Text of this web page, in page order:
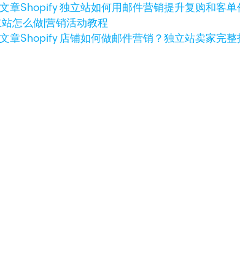
章Shopify 独立站如何用邮件营销提升复购和客单
怎么做|营销活动教程
章Shopify 店铺如何做邮件营销？独立站卖家完整